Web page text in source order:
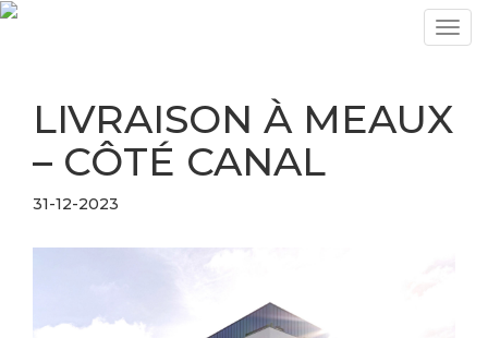
LIVRAISON À MEAUX
– CÔTÉ CANAL
31-12-2023